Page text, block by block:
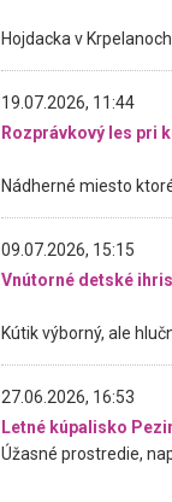
19.07.2026, 11:44
Rozprávkový les pri
09.07.2026, 15:15
27.06.2026, 16:53
Letné kúpalisko